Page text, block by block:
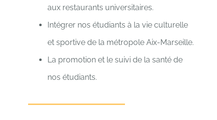
aux restaurants universitaires.
Intégrer nos étudiants à la vie culturelle
et sportive de la métropole Aix-Marseille.
La promotion et le suivi de la santé de
nos étudiants.